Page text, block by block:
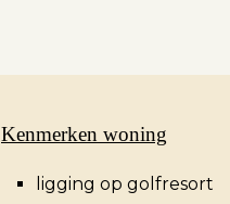
Kenmerken woning
ligging op golfresort